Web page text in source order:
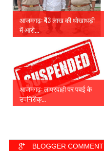
आजमगढ़: ₹43 लाख की धोखाधड़ी
में आरो...
आजमगढ़: लापरवाही पर पवई के
उपनिरीक्...
BLOGGER COMMENT